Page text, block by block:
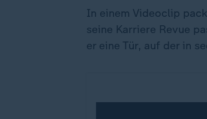
In einem Videoclip
seine Karriere Revue
er eine Tür, auf der in